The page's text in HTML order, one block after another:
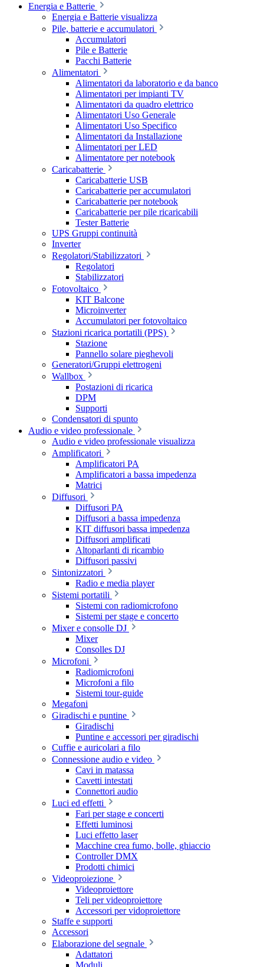
Energia e Batterie
Energia e Batterie visualizza
Pile, batterie e accumulatori
Accumulatori
Pile e Batterie
Pacchi Batterie
Alimentatori
Alimentatori da laboratorio e da banco
Alimentatori per impianti TV
Alimentatori da quadro elettrico
Alimentatori Uso Generale
Alimentatori Uso Specifico
Alimentatori da Installazione
Alimentatori per LED
Alimentatore per notebook
Caricabatterie
Caricabatterie USB
Caricabatterie per accumulatori
Caricabatterie per notebook
Caricabatterie per pile ricaricabili
Tester Batterie
UPS Gruppi continuità
Inverter
Regolatori/Stabilizzatori
Regolatori
Stabilizzatori
Fotovoltaico
KIT Balcone
Microinverter
Accumulatori per fotovoltaico
Stazioni ricarica portatili (PPS)
Stazione
Pannello solare pieghevoli
Generatori/Gruppi elettrogeni
Wallbox
Postazioni di ricarica
DPM
Supporti
Condensatori di spunto
Audio e video professionale
Audio e video professionale visualizza
Amplificatori
Amplificatori PA
Amplificatori a bassa impedenza
Matrici
Diffusori
Diffusori PA
Diffusori a bassa impedenza
KIT diffusori bassa impedenza
Diffusori amplificati
Altoparlanti di ricambio
Diffusori passivi
Sintonizzatori
Radio e media player
Sistemi portatili
Sistemi con radiomicrofono
Sistemi per stage e concerto
Mixer e consolle DJ
Mixer
Consolles DJ
Microfoni
Radiomicrofoni
Microfoni a filo
Sistemi tour-guide
Megafoni
Giradischi e puntine
Giradischi
Puntine e accessori per giradischi
Cuffie e auricolari a filo
Connessione audio e video
Cavi in matassa
Cavetti intestati
Connettori audio
Luci ed effetti
Fari per stage e concerti
Effetti luminosi
Luci effetto laser
Macchine crea fumo, bolle, ghiaccio
Controller DMX
Prodotti chimici
Videoproiezione
Videoproiettore
Teli per videoproiettore
Accessori per vidoproiettore
Staffe e supporti
Accessori
Elaborazione del segnale
Adattatori
Moduli